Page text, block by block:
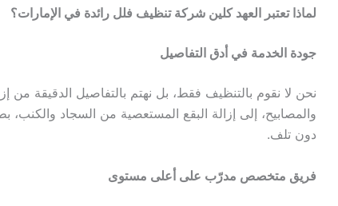
لماذا تعتبر العهد كلين شركة تنظيف فلل رائدة في الإمارات؟
جودة الخدمة في أدق التفاصيل
نحن لا نقوم بالتنظيف فقط، بل نهتم بالتفاصيل الدقيقة من
والمصابيح، إلى إزالة البقع المستعصية من السجاد
دون تلف.
فريق متخصص مدرّب على أعلى مستوى